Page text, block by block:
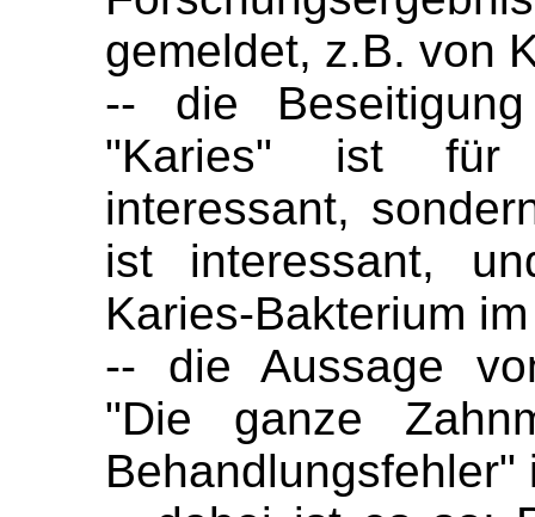
gemeldet, z.B. von
-- die
"Karies" ist für
interessant,
ist interessant,
Karies-Bakterium
-- die Aussage
"Die ganze
Behandlungsfehler"